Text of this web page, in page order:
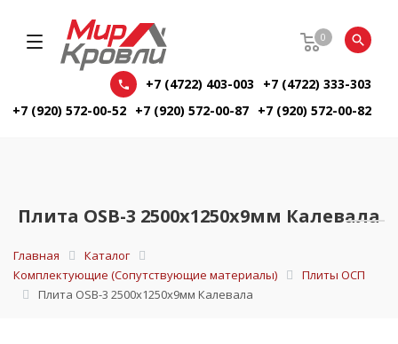
0
+7 (4722) 403-003
+7 (4722) 333-303
+7 (920) 572-00-52 +7 (920) 572-00-87 +7 (920) 572-00-82
Плита OSB-3 2500х1250х9мм Калевала
Главная
Каталог
Комплектующие (Сопутствующие материалы)
Плиты ОСП
Плита OSB-3 2500х1250х9мм Калевала